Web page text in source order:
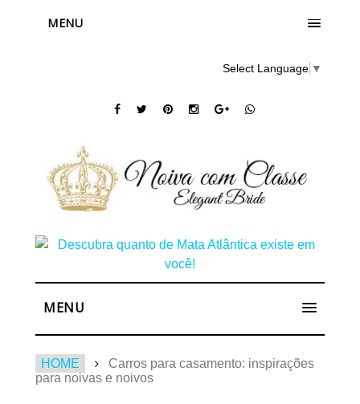
MENU
Select Language ▼
MENU
HOME
Carros para casamento: inspirações
para noivas e noivos